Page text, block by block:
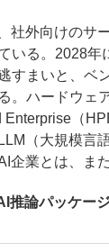
社外向けのサ
いる。2028年
すまいと、ベ
。ハードウェ
Enterprise（
（大規模言
企業とは、ま
推論パッケー